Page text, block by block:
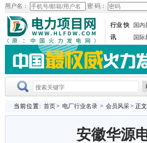
用户名： 密 码：
行业 快
讯
国内
国际
当前位置: 首页> 电厂行业名录 > 会员风采> 正文
安徽华源